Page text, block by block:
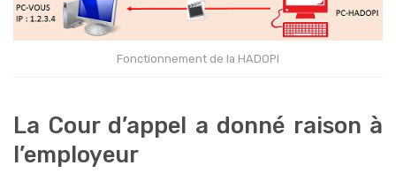
Fonctionnement de la HADOPI
La Cour d’appel a donné raison à
l’employeur